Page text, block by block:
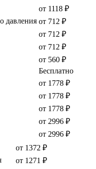
от 1118 ₽
давления от 712 ₽
от 712 ₽
от 712 ₽
от 560 ₽
Бесплатно
от 1778 ₽
от 1778 ₽
от 1778 ₽
от 2996 ₽
от 2996 ₽
от 1372 ₽
от 1271 ₽